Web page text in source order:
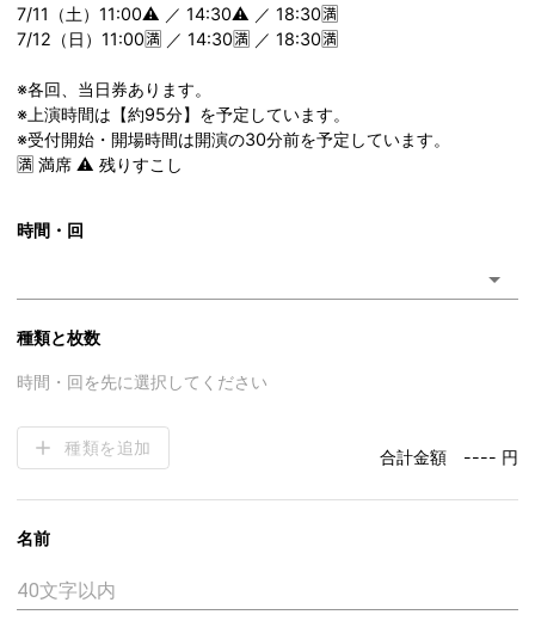
7/11（土）11:00⚠️ ／ 14:30⚠️ ／ 18:30🈵
7/12（日）11:00🈵 ／ 14:30🈵 ／ 18:30🈵
※各回、当日券あります。
※上演時間は【約95分】を予定しています。
※受付開始・開場時間は開演の30分前を予定しています。
🈵 満席 ⚠️ 残りすこし
時間・回
種類と枚数
時間・回を先に選択してください
種類を追加 合計金額 ---- 円
名前